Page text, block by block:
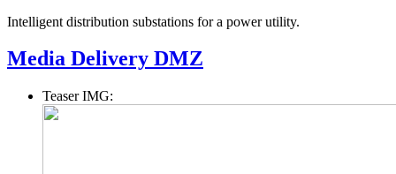
Intelligent distribution substations for a power utility.
Media Delivery DMZ
Teaser IMG: